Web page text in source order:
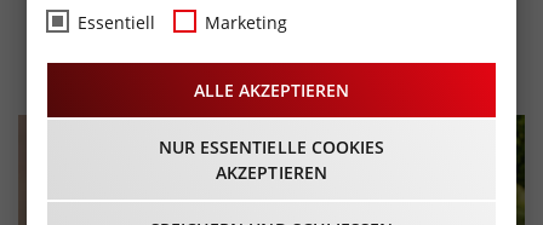
Frischemarkt
26.08.2023 - Beginn 08:30 Uhr
Essentiell Marketing
ALLE AKZEPTIEREN
NUR ESSENTIELLE COOKIES
AKZEPTIEREN